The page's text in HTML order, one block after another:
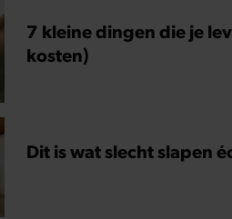
7 kleine dingen die je
kosten)
Dit is wat slecht slapen